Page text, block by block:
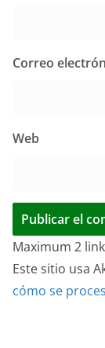
Correo
Web
Maximum 2
Este sitio usa
cómo se